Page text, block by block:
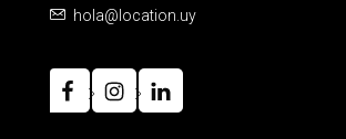
hola@location.uy